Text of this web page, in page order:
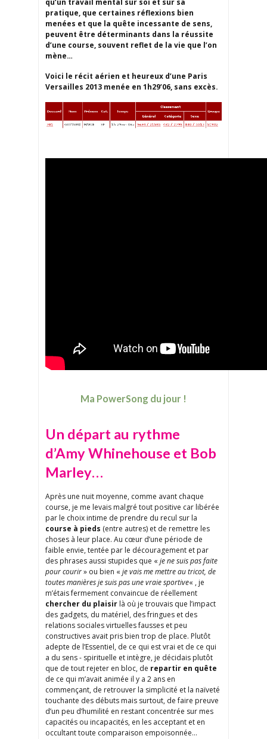
pratique, que certaines réflexions bien
menées et que la quête incessante de sens,
peuvent être déterminants dans la réussite
d’une course, souvent reflet de la vie que l’on
mène…
Voici le récit aérien et heureux d’une Paris
Versailles 2013 menée en 1h29’06, sans excès.
Ma PowerSong du jour !
Un départ au rythme
d’Amy Whinehouse et Bob
Marley…
Après une nuit moyenne, comme avant chaque
course, je me levais malgré tout positive car libérée
par le choix intime de prendre du recul sur la
course à pieds (entre autres) et de remettre les
choses à leur place. Au cœur d’une période de
faible envie, tentée par le découragement et par
des phrases aussi stupides que « je ne suis pas faite
pour courir» ou bien « je vais me mettre au tricot, de
toutes manières je suis pas une vraie sportive« , je
m’étais fermement convaincue de réellement
chercher du plaisir là où je trouvais que l’impact
des gadgets, du matériel, des fringues et des
relations sociales virtuelles fausses et peu
constructives avait pris bien trop de place. Plutôt
adepte de l’Essentiel, de ce qui est vrai et de ce qui
a du sens - spirituelle et intègre, je décidais plutôt
que de tout rejeter en bloc, de repartir en quête
de ce qui m’avait animée il y a 2 ans en
commençant, de retrouver la simplicité et la naïveté
touchante des débuts mais surtout, de faire preuve
d’un peu d’humilité en restant concentrée sur mes
capacités ou incapacités, en les acceptant et en
occultant toute comparaison empoisonnée…